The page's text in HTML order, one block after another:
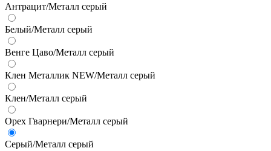
Антрацит/Металл серый
Белый/Металл серый
Венге Цаво/Металл серый
Клен Металлик NEW/Металл серый
Клен/Металл серый
Орех Гварнери/Металл серый
Серый/Металл серый